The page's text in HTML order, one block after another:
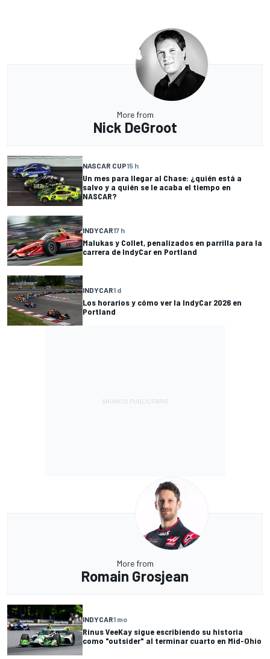
More from
Nick DeGroot
NASCAR CUP15 h
Un mes para llegar al Chase: ¿quién está a
salvo y a quién se le acaba el tiempo en
NASCAR?
INDYCAR17 h
Malukas y Collet, penalizados en parrilla para la
carrera de IndyCar en Portland
INDYCAR1 d
Los horarios y cómo ver la IndyCar 2026 en
Portland
More from
Romain Grosjean
INDYCAR1 mo
Rinus VeeKay sigue escribiendo su historia
como "outsider" al terminar cuarto en Mid-Ohio